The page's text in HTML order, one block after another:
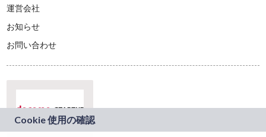
運営会社
お知らせ
お問い合わせ